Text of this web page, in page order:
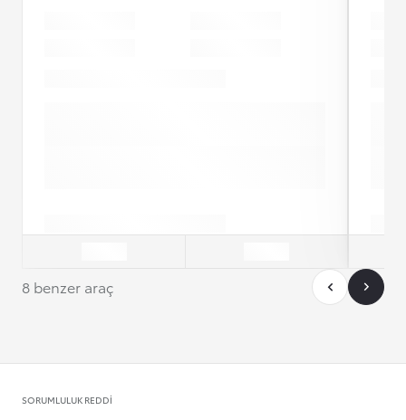
8 benzer araç
SORUMLULUK REDDI